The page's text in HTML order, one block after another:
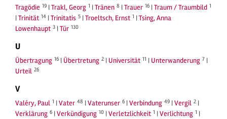
Tragödie 19 |Trakl, Georg 1 |Tränen 8 |Trauer 16 |Traum / Traumbild 1
|Trinität 14 |Trinitatis 5 |Troeltsch, Ernst 1 |Tsing, Anna
Lowenhaupt 3 |Tür 130
U
Übertragung 16 | Übertretung 2 | Universität 11 | Unterwanderung 7 |
Urteil 26
V
Valéry, Paul 1 |Vater 48 |Vaterunser 6 |Verbindung 49 |Vergil 2 |
Verklärung 6 |Verkündigung 10 |Verletzlichkeit 1 |Verlichtung 1 |